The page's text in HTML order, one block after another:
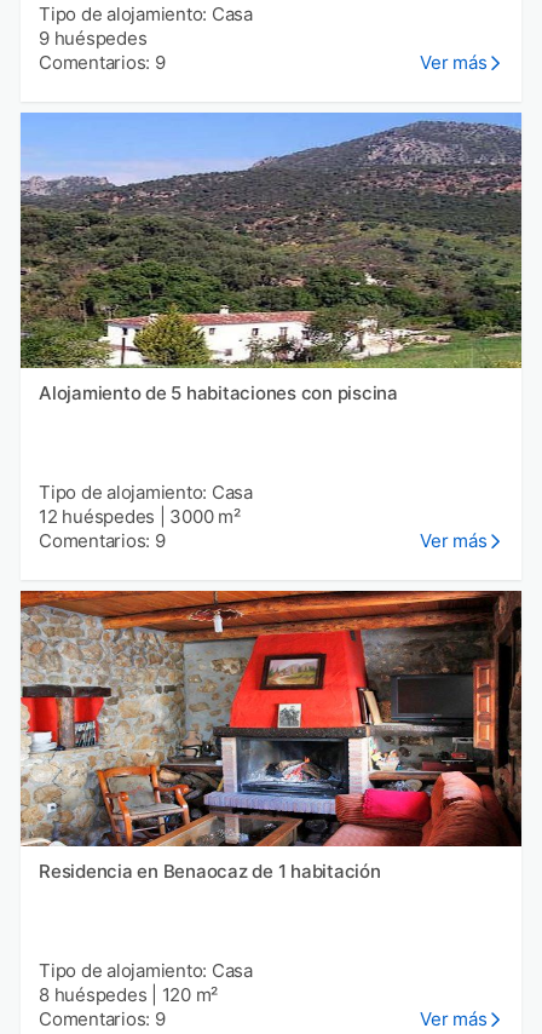
Tipo de alojamiento: Casa
9 huéspedes
Comentarios: 9
Ver más
Alojamiento de 5 habitaciones con piscina
Tipo de alojamiento: Casa
12 huéspedes
3000 m²
Comentarios: 9
Ver más
Residencia en Benaocaz de 1 habitación
Tipo de alojamiento: Casa
8 huéspedes
120 m²
Comentarios: 9
Ver más